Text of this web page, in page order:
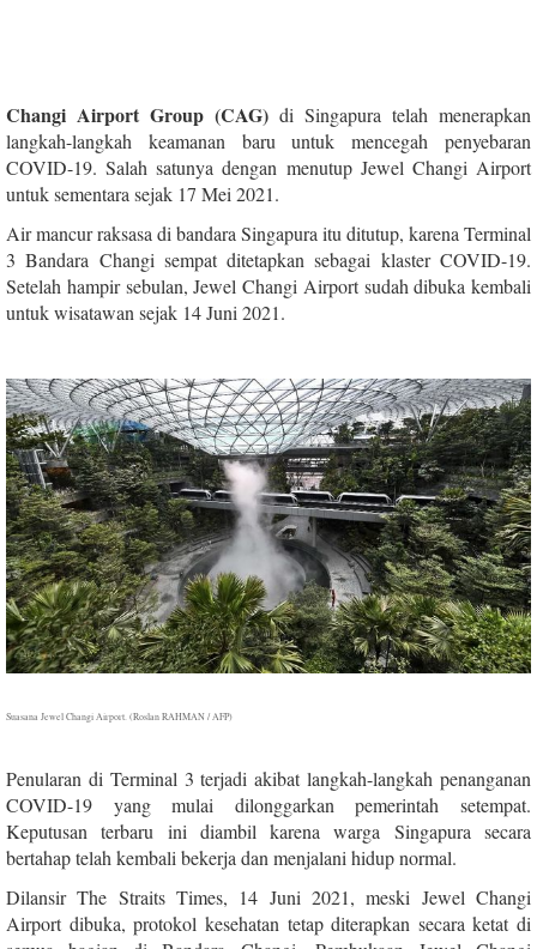
Changi Airport Group (CAG) di Singapura telah menerapkan
langkah-langkah keamanan baru untuk mencegah penyebaran
COVID-19. Salah satunya dengan menutup Jewel Changi Airport
untuk sementara sejak 17 Mei 2021.
Air mancur raksasa di bandara Singapura itu ditutup, karena Terminal
3 Bandara Changi sempat ditetapkan sebagai klaster COVID-19.
Setelah hampir sebulan, Jewel Changi Airport sudah dibuka kembali
untuk wisatawan sejak 14 Juni 2021.
Suasana Jewel Changi Airport. (Roslan RAHMAN / AFP)
Penularan di Terminal 3 terjadi akibat langkah-langkah penanganan
COVID-19 yang mulai dilonggarkan pemerintah setempat.
Keputusan terbaru ini diambil karena warga Singapura secara
bertahap telah kembali bekerja dan menjalani hidup normal.
Dilansir The Straits Times, 14 Juni 2021, meski Jewel Changi
Airport dibuka, protokol kesehatan tetap diterapkan secara ketat di